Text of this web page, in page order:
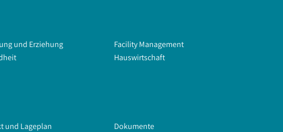
und Erziehung
Facility Management
Hauswirtschaft
und Lageplan
Dokumente